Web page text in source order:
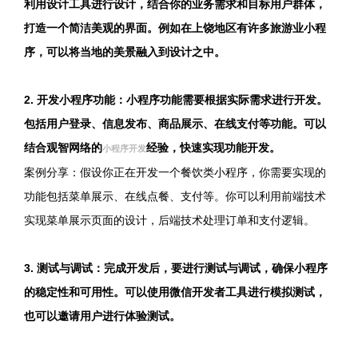
利用设计工具进行设计，结合你的业务需求和目标用户群体，
打造一个简洁美观的界面。例如在上饶地区有许多旅游业小程
序，可以将当地的美景融入到设计之中。
2. 开发小程序功能：小程序功能需要根据实际需求进行开发。
包括用户登录、信息发布、商品展示、在线支付等功能。可以
结合观智网络的小程序开发经验，快速实现功能开发。
案例分享：假设你正在开发一个餐饮类小程序，你需要实现的
功能包括菜单展示、在线点餐、支付等。你可以利用前端技术
实现菜单展示页面的设计，后端技术处理订单和支付逻辑。
3. 测试与调试：完成开发后，要进行测试与调试，确保小程序
的稳定性和可用性。可以使用微信开发者工具进行模拟测试，
也可以邀请用户进行体验测试。